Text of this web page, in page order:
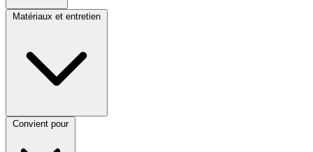
Matériaux et entretien
Convient pour